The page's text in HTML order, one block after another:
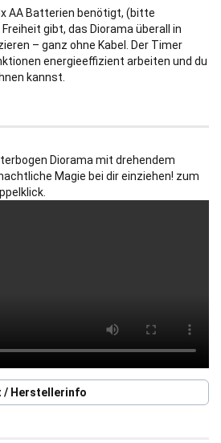
AA Batterien benötigt, (bitte
gibt, das Diorama überall in
– ganz ohne Kabel. Der Timer
energieeffizient arbeiten und du
kannst.
Diorama mit drehendem
Magie bei dir einziehen! zum
/ Herstellerinfo